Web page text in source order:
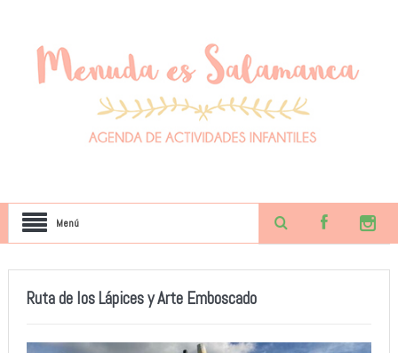
Menú
Ruta de los Lápices y Arte Emboscado